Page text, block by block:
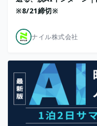
※8/21締切※
ナイル株式会社